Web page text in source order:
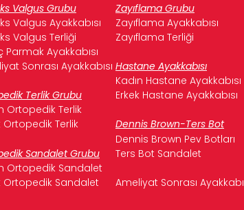
Valgus Grubu Zayıflama Grubu
Valgus Ayakkabısı Zayıflama Ayakkabısı
Valgus Terliği Zayıflama Terliği
Parmak Ayakkabısı
Sonrası Ayakkabısı Hastane Ayakkabısı
Kadın Hastane Ayakkabısı
Terlik Grubu Erkek Hastane Ayakkabısı
Ortopedik Terlik
Ortopedik Terlik Dennis Brown-Ters Bot
Dennis Brown Pev Botları
Sandalet Grubu Ters Bot Sandalet
Ortopedik Sandalet
Ortopedik Sandalet Ameliyat Sonrası Ayakkabı